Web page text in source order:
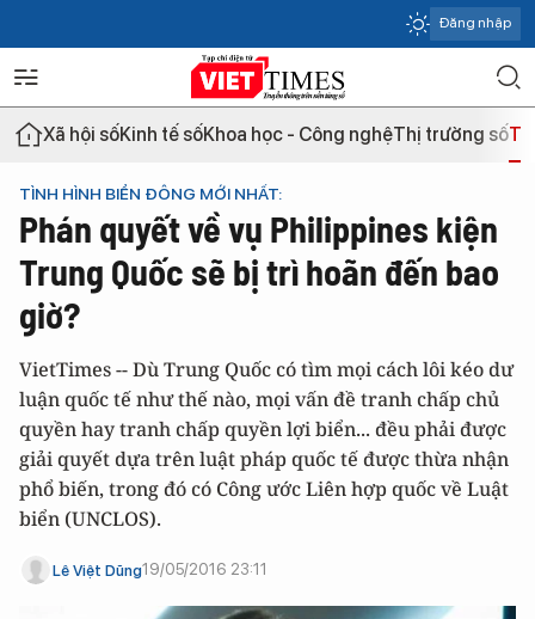
Đăng nhập
Xã hội sốKinh tế sốKhoa học - Công nghệThị trường số
TÌNH HÌNH BIỂN ĐÔNG MỚI NHẤT:
Phán quyết về vụ Philippines kiện
Trung Quốc sẽ bị trì hoãn đến bao
giờ?
VietTimes -- Dù Trung Quốc có tìm mọi cách lôi kéo dư
luận quốc tế như thế nào, mọi vấn đề tranh chấp chủ
quyền hay tranh chấp quyền lợi biển... đều phải được
giải quyết dựa trên luật pháp quốc tế được thừa nhận
phổ biến, trong đó có Công ước Liên hợp quốc về Luật
biển (UNCLOS).
Lê Việt Dũng19/05/2016 23:11